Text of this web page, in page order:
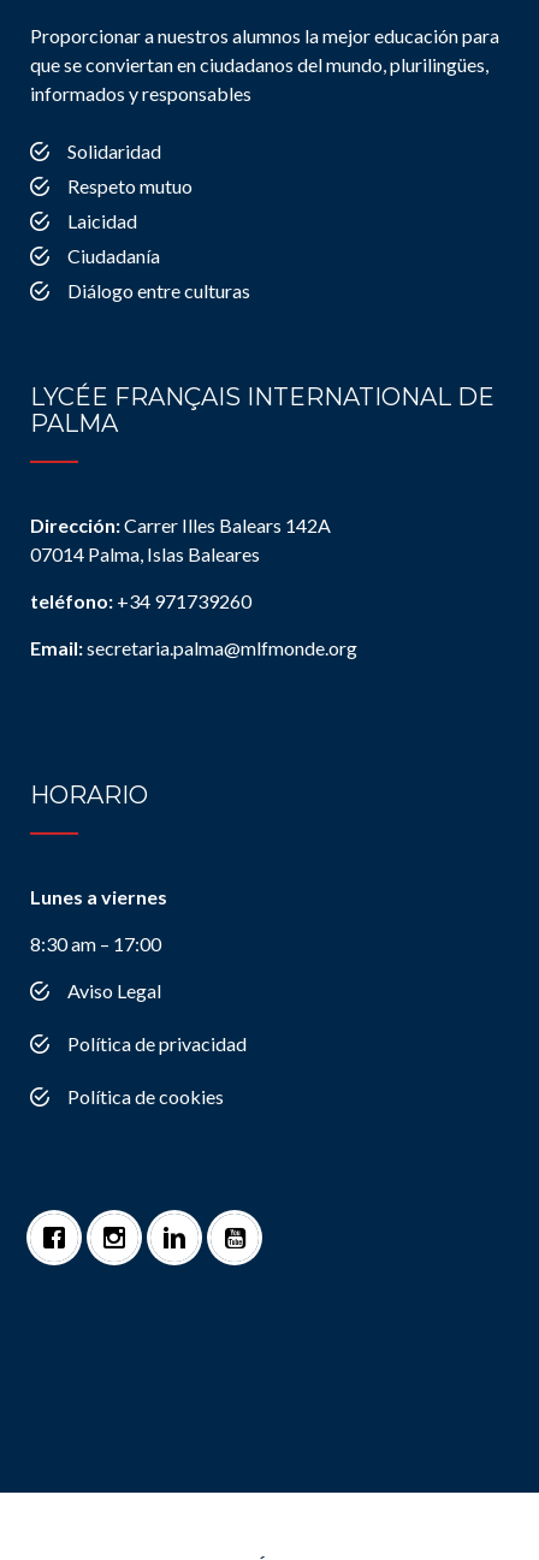
Proporcionar a nuestros alumnos la mejor educación para
que se conviertan en ciudadanos del mundo, plurilingües,
informados y responsables
Solidaridad
Respeto mutuo
Laicidad
Ciudadanía
Diálogo entre culturas
LYCÉE FRANÇAIS INTERNATIONAL DE
PALMA
Dirección:Carrer Illes Balears 142A
07014 Palma, Islas Baleares
teléfono: +34 971739260
Email:secretaria.palma@mlfmonde.org
HORARIO
Lunes a viernes
8:30 am – 17:00
Aviso Legal
Política de privacidad
Política de cookies